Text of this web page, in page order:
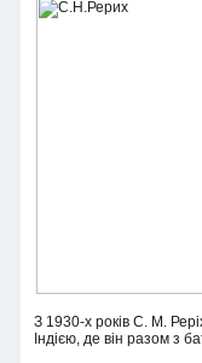
З 1930-х років С. М.
Індією, де він разом з